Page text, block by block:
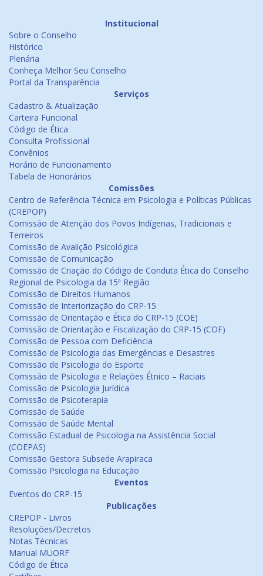
Institucional
Sobre o Conselho
Histórico
Plenária
Conheça Melhor Seu Conselho
Portal da Transparência
Serviços
Cadastro & Atualização
Carteira Funcional
Código de Ética
Consulta Profissional
Convênios
Horário de Funcionamento
Tabela de Honorários
Comissões
Centro de Referência Técnica em Psicologia e Políticas Públicas
(CREPOP)
Comissão de Atenção dos Povos Indígenas, Tradicionais e
Terreiros
Comissão de Avalição Psicológica
Comissão de Comunicação
Comissão de Criação do Código de Conduta Ética do Conselho
Regional de Psicologia da 15ª Região
Comissão de Direitos Humanos
Comissão de Interiorização do CRP-15
Comissão de Orientação e Ética do CRP-15 (COE)
Comissão de Orientação e Fiscalização do CRP-15 (COF)
Comissão de Pessoa com Deficiência
Comissão de Psicologia das Emergências e Desastres
Comissão de Psicologia do Esporte
Comissão de Psicologia e Relações Étnico – Raciais
Comissão de Psicologia Jurídica
Comissão de Psicoterapia
Comissão de Saúde
Comissão de Saúde Mental
Comissão Estadual de Psicologia na Assistência Social
(COEPAS)
Comissão Gestora Subsede Arapiraca
Comissão Psicologia na Educação
Eventos
Eventos do CRP-15
Publicações
CREPOP - Livros
Resoluções/Decretos
Notas Técnicas
Manual MUORF
Código de Ética